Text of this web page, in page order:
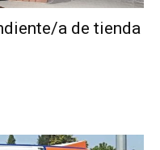
a de tienda